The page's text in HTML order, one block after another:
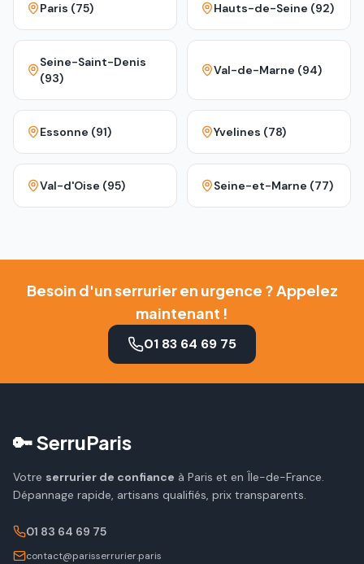
Paris (75) Hauts-de-Seine (92)
Seine-Saint-Denis
(93)
Val-de-Marne (94)
Essonne (91) Yvelines (78)
Val-d'Oise (95) Seine-et-Marne (77)
Besoin d'un serrurier en urgence ? Appelez
maintenant !
01 83 64 69 75
🔑 SerruParis
Votre serrurier de confiance à Paris et en Île-de-France.
Dépannage rapide, artisans qualifiés, prix transparents.
01 83 64 69 75
contact@parisserrurier.paris